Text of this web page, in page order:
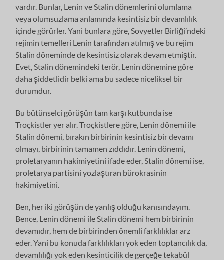
vardır. Bunlar, Lenin ve Stalin dönemlerini olumlama
veya olumsuzlama anlamında kesintisiz bir devamlılık
içinde görürler. Yani bunlara göre, Sovyetler Birliği’ndeki
rejimin temelleri Lenin tarafından atılmış ve bu rejim
Stalin döneminde de kesintisiz olarak devam etmiştir.
Evet, Stalin dönemindeki terör, Lenin dönemine göre
daha şiddetlidir belki ama bu sadece niceliksel bir
durumdur.
Bu bütünselci görüşün tam karşı kutbunda ise
Troçkistler yer alır. Troçkistlere göre, Lenin dönemi ile
Stalin dönemi, bırakın birbirinin kesintisiz bir devamı
olmayı, birbirinin tamamen zıddıdır. Lenin dönemi,
proletaryanın hakimiyetini ifade eder, Stalin dönemi ise,
proletarya partisini yozlaştıran bürokrasinin
hakimiyetini.
Ben, her iki görüşün de yanlış olduğu kanısındayım.
Bence, Lenin dönemi ile Stalin dönemi hem birbirinin
devamıdır, hem de birbirinden önemli farklılıklar arz
eder. Yani bu konuda farklılıkları yok eden toptancılık da,
devamlılığı yok eden kesinticilik de gerçeğe tekabül